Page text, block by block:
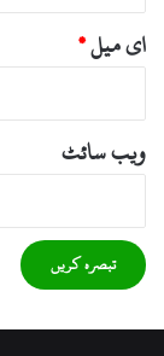
ای میل*
ویب‌ سائٹ